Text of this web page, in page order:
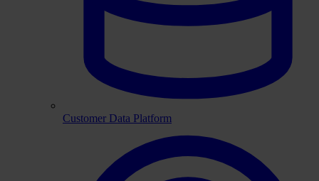
Customer Data Platform